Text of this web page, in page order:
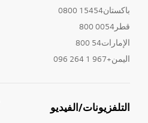
باكستان15454 0800
قطر0054 800
الإمارات54 800
اليمن+967 1 264 096
التلفزيونات/الفيديو